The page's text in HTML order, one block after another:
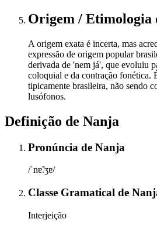
Origem / Etimologia
A origem exata é incerta, mas
expressão de origem popular
derivada de 'nem já', que evoluiu
coloquial e da contração fonética.
tipicamente brasileira, não sendo
lusófonos.
Definição de Nanja
Pronúncia de Nanja
/ˈnɐ̃.ʒɐ/
Classe Gramatical de
Interjeição